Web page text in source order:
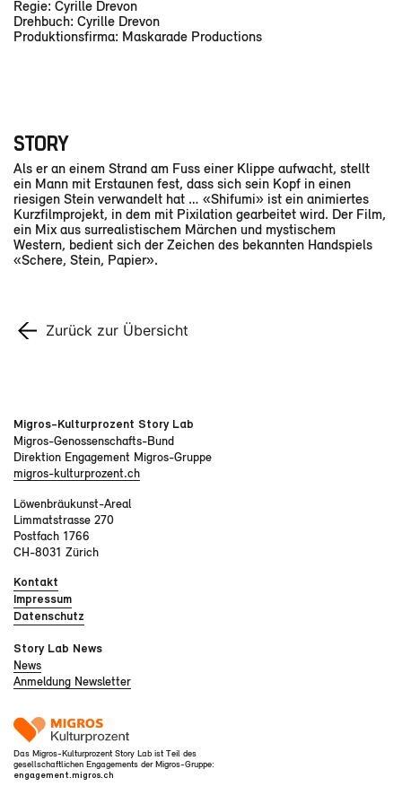
Regie: Cyrille Drevon
Drehbuch: Cyrille Drevon
Produktionsfirma: Maskarade Productions
STORY
Als er an einem Strand am Fuss einer Klippe aufwacht, stellt
ein Mann mit Erstaunen fest, dass sich sein Kopf in einen
riesigen Stein verwandelt hat … «Shifumi» ist ein animiertes
Kurzfilmprojekt, in dem mit Pixilation gearbeitet wird. Der Film,
ein Mix aus surrealistischem Märchen und mystischem
Western, bedient sich der Zeichen des bekannten Handspiels
«Schere, Stein, Papier».
Zurück zur Übersicht
Migros-Kulturprozent Story Lab
Migros-Genossenschafts-Bund
Direktion Engagement Migros-Gruppe
migros-kulturprozent.ch
Löwenbräukunst-Areal
Limmatstrasse 270
Postfach 1766
CH-8031 Zürich
Kontakt
Impressum
Datenschutz
Story Lab News
News
Anmeldung Newsletter
Das Migros-Kulturprozent Story Lab ist Teil des
gesellschaftlichen Engagements der Migros-Gruppe:
engagement.migros.ch